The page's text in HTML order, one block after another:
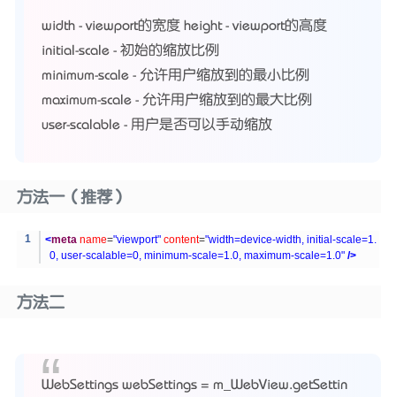
width - viewport的宽度 height - viewport的高度
initial-scale - 初始的缩放比例
minimum-scale - 允许用户缩放到的最小比例
maximum-scale - 允许用户缩放到的最大比例
user-scalable - 用户是否可以手动缩放
方法一（推荐）
<meta name="viewport" content="width=device-width, initial-scale=1.
0, user-scalable=0, minimum-scale=1.0, maximum-scale=1.0" />
方法二
WebSettings webSettings = m_WebView.getSettin